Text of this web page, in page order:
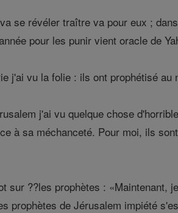
se révéler traître va pour eux ;
pour les punir vient oracle de
j'ai vu la folie : ils ont prophétisé
j'ai vu quelque chose
à sa méchanceté. Pour moi, ils
sur ??les prophètes : «Maintenant,
prophètes de Jérusalem impiété